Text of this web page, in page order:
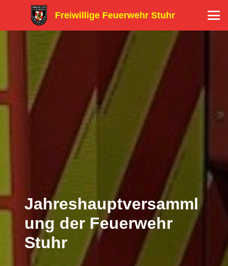
Freiwillige Feuerwehr Stuhr
Jahreshauptversamml
ung der Feuerwehr
Stuhr